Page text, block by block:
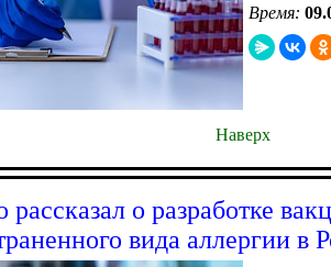
Время:
Наверх
о разработке
вида аллергии в